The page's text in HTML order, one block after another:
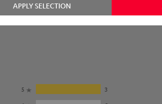
5
3
APPLY SELECTION